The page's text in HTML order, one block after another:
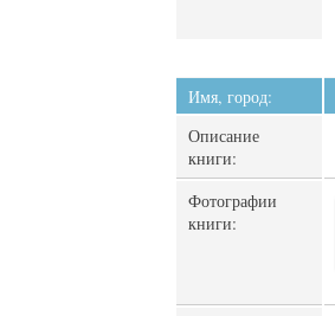
Имя, город:
Описание
книги:
Фотографии
книги: